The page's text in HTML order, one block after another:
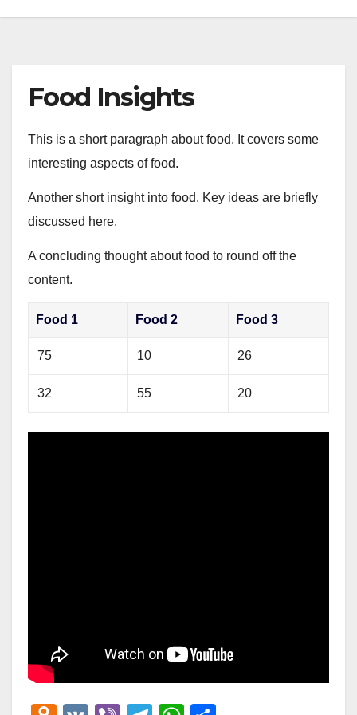
Food Insights
This is a short paragraph about food. It covers some
interesting aspects of food.
Another short insight into food. Key ideas are briefly
discussed here.
A concluding thought about food to round off the
content.
Food 1 Food 2 Food 3
75 10 26
32 55 20